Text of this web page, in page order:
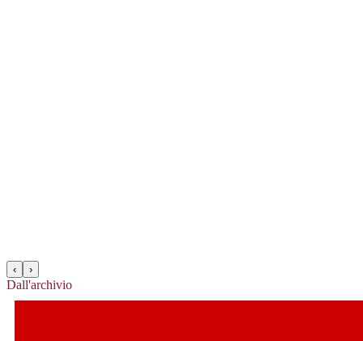
‹ ›
Dall'archivio